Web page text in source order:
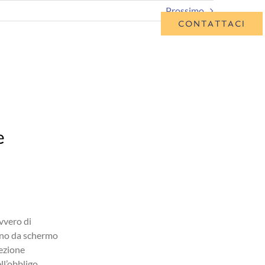
Offriamo pacchetti di consulenza on line tramite
Skype call, durante le quali rispondiamo
CONTATTACI
Prossimo
di
da schermo